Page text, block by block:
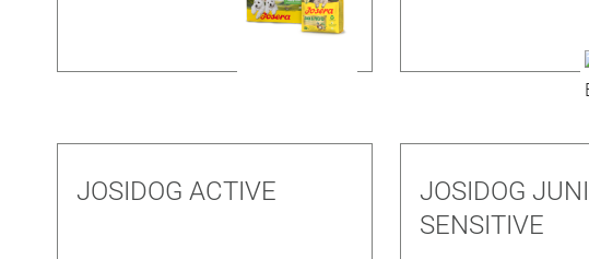
JOSIDOG ACTIVE
JOSIDOG
SENSITIVE